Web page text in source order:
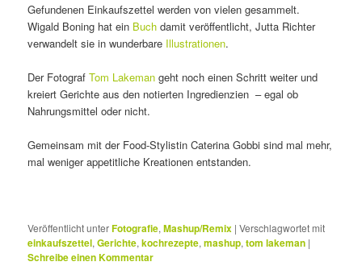
Gefundenen Einkaufszettel werden von vielen gesammelt.
Wigald Boning hat ein Buch damit veröffentlicht, Jutta Richter
verwandelt sie in wunderbare Illustrationen.
Der FotografTom Lakeman geht noch einen Schritt weiter und
kreiert Gerichte aus den notierten In­gre­di­enzien – egal ob
Nahrungsmittel oder nicht.
Gemeinsam mit der Food-Stylistin Caterina Gobbi sind mal mehr,
mal weniger appetitliche Kreationen entstanden.
Veröffentlicht unterFotografie,Mashup/Remix |Verschlagwortet mit
einkaufszettel,Gerichte,kochrezepte,mashup,tom lakeman |
Schreibe einen Kommentar